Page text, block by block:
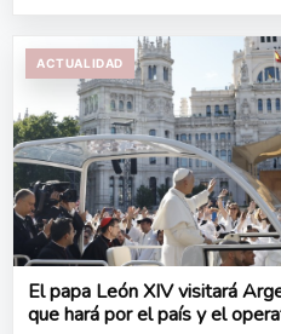
ACTUALIDAD
El papa León XIV visitará
que hará por el país y el